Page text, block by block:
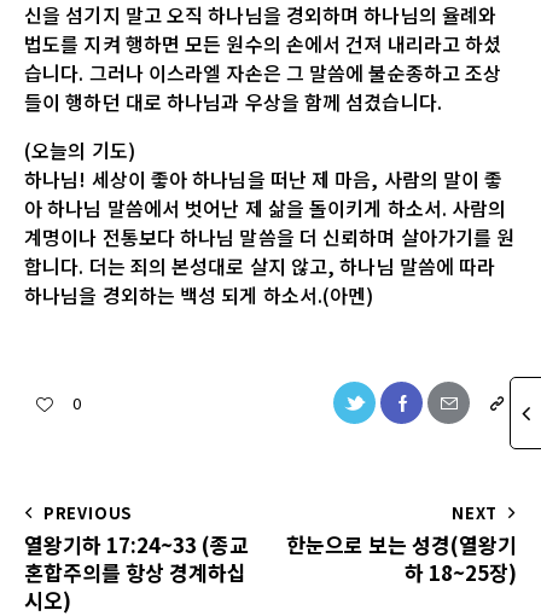
신을 섬기지 말고 오직 하나님을 경외하며 하나님의 율례와
법도를 지켜 행하면 모든 원수의 손에서 건져 내리라고 하셨
습니다. 그러나 이스라엘 자손은 그 말씀에 불순종하고 조상
들이 행하던 대로 하나님과 우상을 함께 섬겼습니다.
(오늘의 기도)
하나님! 세상이 좋아 하나님을 떠난 제 마음, 사람의 말이 좋
아 하나님 말씀에서 벗어난 제 삶을 돌이키게 하소서. 사람의
계명이나 전통보다 하나님 말씀을 더 신뢰하며 살아가기를 원
합니다. 더는 죄의 본성대로 살지 않고, 하나님 말씀에 따라
하나님을 경외하는 백성 되게 하소서.(아멘)
0
PREVIOUS
열왕기하 17:24~33 (종교
혼합주의를 항상 경계하십
시오)
NEXT
한눈으로 보는 성경(열왕기
하 18~25장)